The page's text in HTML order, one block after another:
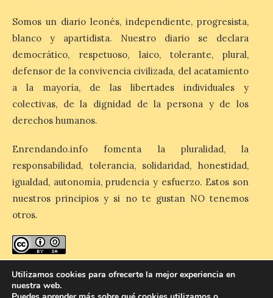
observación solar pública en la Plaza
Gaudí. El Ayuntamiento de Astorga
continúa ultimando los preparativos para
[…]
La Guardia Civil de León
establecerá un dispositivo
garantizar el desarrollo
del eclipse solar total del
próximo 12 de agosto
9 Ago 2026
que participarán en el dispositivo,
reforzando la seguridad ciudadana, la
Somos un diario leonés, independiente, progresista,
blanco y apartidista. Nuestro diario se declara
democrático, respetuoso, laico, tolerante, plural,
defensor de la convivencia civilizada, del acatamiento
a la mayoría, de las libertades individuales y
colectivas, de la dignidad de la persona y de los
derechos humanos.
Enrendando.info fomenta la pluralidad, la
responsabilidad, tolerancia, solidaridad, honestidad,
igualdad, autonomía, prudencia y esfuerzo. Estos son
nuestros principios y si no te gustan NO tenemos
otros.
Reconocimiento-CompartirIgual 4.0 Internacional
Utilizamos cookies para ofrecerte la mejor experiencia en
nuestra web.